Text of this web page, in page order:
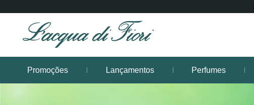
Promoções Lançamentos Perfumes